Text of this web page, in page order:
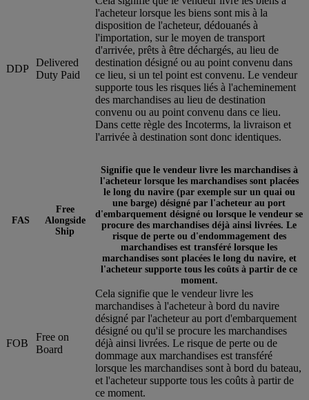
DDP
Delivered
Duty Paid
l'acheteur lorsque les biens sont mis à la
disposition de l'acheteur, dédouanés à
l'importation, sur le moyen de transport
d'arrivée, prêts à être déchargés, au lieu de
destination désigné ou au point convenu dans
ce lieu, si un tel point est convenu. Le vendeur
supporte tous les risques liés à l'acheminement
des marchandises au lieu de destination
convenu ou au point convenu dans ce lieu.
Dans cette règle des Incoterms, la livraison et
l'arrivée à destination sont donc identiques.
FAS
Free
Alongside
Ship
Signifie que le vendeur livre les marchandises à
l'acheteur lorsque les marchandises sont placées
le long du navire (par exemple sur un quai ou
une barge) désigné par l'acheteur au port
d'embarquement désigné ou lorsque le vendeur se
procure des marchandises déjà ainsi livrées. Le
risque de perte ou d'endommagement des
marchandises est transféré lorsque les
marchandises sont placées le long du navire, et
l'acheteur supporte tous les coûts à partir de ce
moment.
FOB
Free on
Board
Cela signifie que le vendeur livre les
marchandises à l'acheteur à bord du navire
désigné par l'acheteur au port d'embarquement
désigné ou qu'il se procure les marchandises
déjà ainsi livrées. Le risque de perte ou de
dommage aux marchandises est transféré
lorsque les marchandises sont à bord du bateau,
et l'acheteur supporte tous les coûts à partir de
ce moment.